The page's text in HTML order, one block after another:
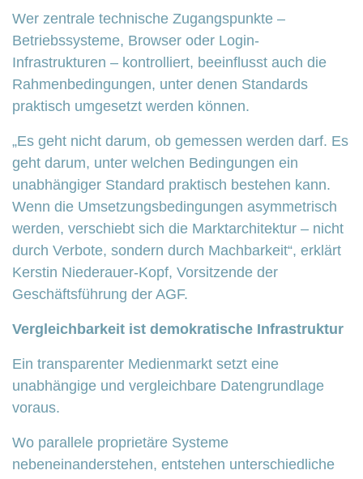
Wer zentrale technische Zugangspunkte –
Betriebssysteme, Browser oder Login-
Infrastrukturen – kontrolliert, beeinflusst auch die
Rahmenbedingungen, unter denen Standards
praktisch umgesetzt werden können.
„Es geht nicht darum, ob gemessen werden darf. Es
geht darum, unter welchen Bedingungen ein
unabhängiger Standard praktisch bestehen kann.
Wenn die Umsetzungsbedingungen asymmetrisch
werden, verschiebt sich die Marktarchitektur – nicht
durch Verbote, sondern durch Machbarkeit“, erklärt
Kerstin Niederauer-Kopf, Vorsitzende der
Geschäftsführung der AGF.
Vergleichbarkeit ist demokratische Infrastruktur
Ein transparenter Medienmarkt setzt eine
unabhängige und vergleichbare Datengrundlage
voraus.
Wo parallele proprietäre Systeme
nebeneinanderstehen, entstehen unterschiedliche